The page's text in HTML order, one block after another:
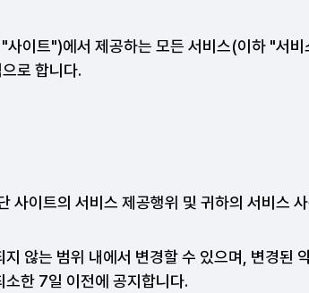
이트")에서 제공하는 모든 서비스(이하 "서
로 합니다.
사이트의 서비스 제공행위 및 귀하의 서비스
않는 범위 내에서 변경할 수 있으며, 변경된
한 7일 이전에 공지합니다.